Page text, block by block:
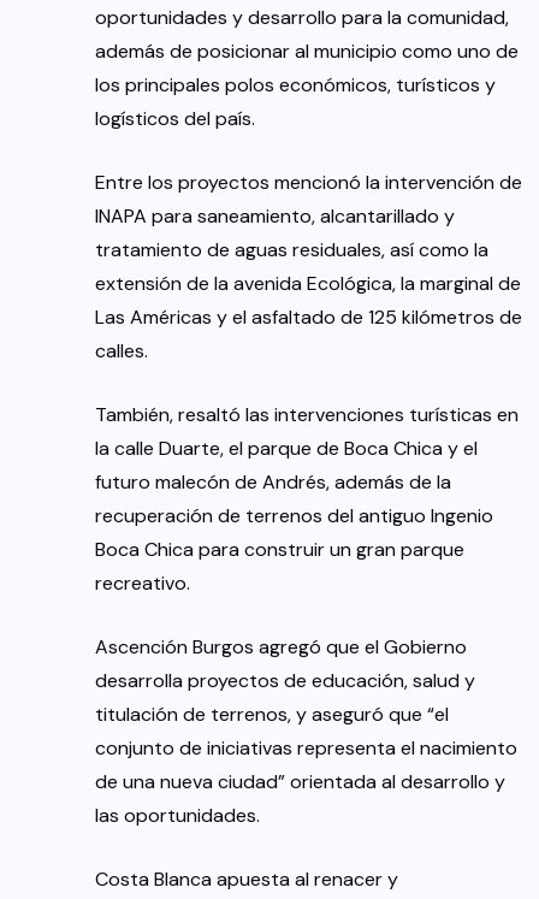
oportunidades y desarrollo para la comunidad,
además de posicionar al municipio como uno de
los principales polos económicos, turísticos y
logísticos del país.
Entre los proyectos mencionó la intervención de
INAPA para saneamiento, alcantarillado y
tratamiento de aguas residuales, así como la
extensión de la avenida Ecológica, la marginal de
Las Américas y el asfaltado de 125 kilómetros de
calles.
También, resaltó las intervenciones turísticas en
la calle Duarte, el parque de Boca Chica y el
futuro malecón de Andrés, además de la
recuperación de terrenos del antiguo Ingenio
Boca Chica para construir un gran parque
recreativo.
Ascención Burgos agregó que el Gobierno
desarrolla proyectos de educación, salud y
titulación de terrenos, y aseguró que “el
conjunto de iniciativas representa el nacimiento
de una nueva ciudad” orientada al desarrollo y
las oportunidades.
Costa Blanca apuesta al renacer y